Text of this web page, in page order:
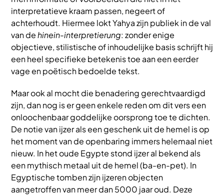
interpretatieve kraam passen, negeert of
achterhoudt. Hiermee lokt Yahya zijn publiek in de val
van dehinein-interpretierung: zonder enige
objectieve, stilistische of inhoudelijke basis schrijft hij
een heel specifieke betekenis toe aan een eerder
vage en poëtisch bedoelde tekst.
Maar ook al mocht die benadering gerechtvaardigd
zijn, dan nog is er geen enkele reden om dit vers een
onloochenbaar goddelijke oorsprong toe te dichten.
De notie van ijzer als een geschenk uit de hemel is op
het moment van de openbaring immers helemaal niet
nieuw. In het oude Egypte stond ijzer al bekend als
een mythisch metaal uit de hemel (ba-en-pet). In
Egyptische tomben zijn ijzeren objecten
aangetroffen van meer dan 5000 jaar oud. Deze